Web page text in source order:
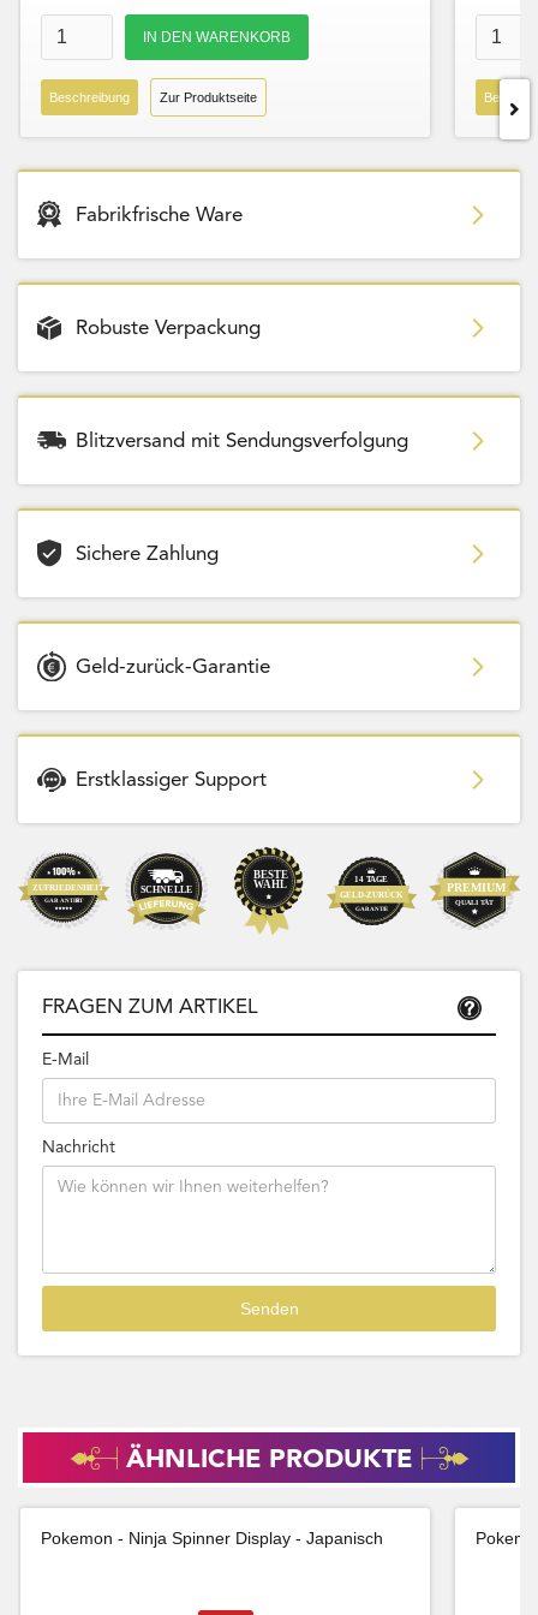
Beschreibung Zur Produktseite
Fabrikfrische Ware
Robuste Verpackung
Blitzversand mit Sendungsverfolgung
Sichere Zahlung
Geld-zurück-Garantie
Erstklassiger Support
FRAGEN ZUM ARTIKEL
E-Mail
Nachricht
ÄHNLICHE PRODUKTE
Pokemon - Ninja Spinner Display - Japanisch